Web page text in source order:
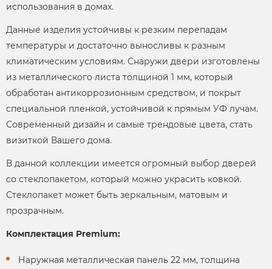
использования в домах.
Данные изделия устойчивы к резким перепадам
температуры и достаточно выносливы к разным
климатическим условиям. Снаружи двери изготовлены
из металлического листа толщиной 1 мм, который
обработан антикоррозионным средством, и покрыт
специальной пленкой, устойчивой к прямым УФ лучам.
Современный дизайн и самые трендовые цвета, стать
визиткой Вашего дома.
В данной коллекции имеется огромный выбор дверей
со стеклопакетом, который можно украсить ковкой.
Стеклопакет может быть зеркальным, матовым и
прозрачным.
Комплектация Premium:
Наружная металлическая панель 22 мм, толщина